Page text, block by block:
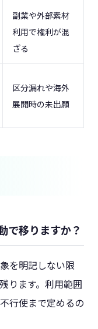
副業や外部素材
利用で権利が混
ざる
区分漏れや海外
展開時の未出願
で移りますか？
を明記しない限
ります。利用範囲
行使まで定めるの